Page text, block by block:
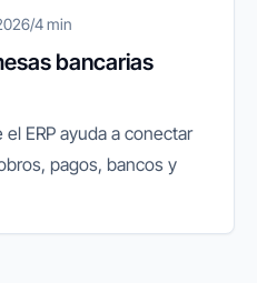
/4 min
bancarias
ERP ayuda a conectar
pagos, bancos y